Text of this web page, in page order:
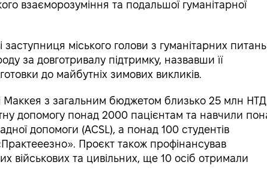
взаєморозуміння та подальшої гуманітарної
міського голови з гуманітарних питань
за довготривалу підтримку, назвавши її
до майбутніх зимових викликів.
Маккея з загальним бюджетом близько 25 млн НТД
допомогу понад 2000 пацієнтам та навчили
допомоги (ACSL), а понад 100 студентів
Проєкт також профінансував
військових та цивільних, ще 10 осіб отримали